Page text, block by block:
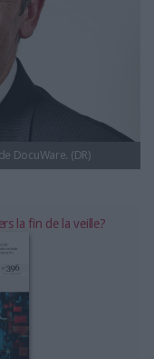
DocuWare. (DR)
la fin de la veille?